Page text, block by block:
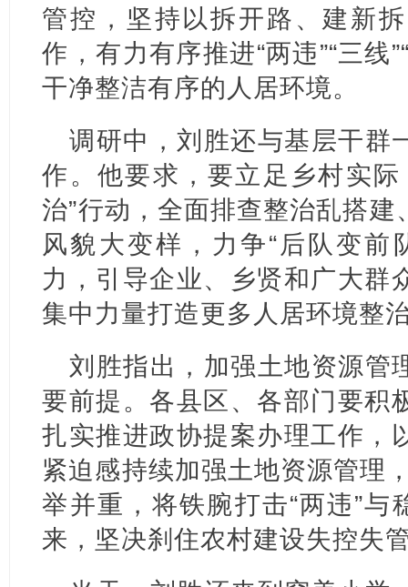
管控，坚持以拆开路、建新
作，有力有序推进“两违”“三线
干净整洁有序的人居环境。
调研中，刘胜还与基层干群
作。他要求，要立足乡村实
治”行动，全面排查整治乱搭
风貌大变样，力争“后队变前
力，引导企业、乡贤和广大群
集中力量打造更多人居环境整
刘胜指出，加强土地资源管
要前提。各县区、各部门要积
扎实推进政协提案办理工作，
紧迫感持续加强土地资源管理
举并重，将铁腕打击“两违”与
来，坚决刹住农村建设失控失